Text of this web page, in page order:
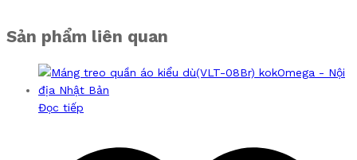
Sản phẩm liên quan
Đọc tiếp